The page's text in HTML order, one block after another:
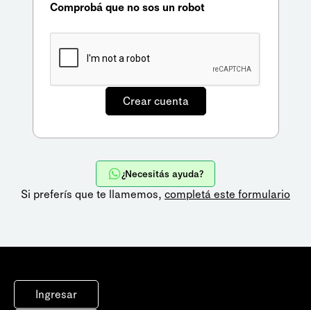
Comprobá que no sos un robot
¿Necesitás ayuda?
Si preferís que te llamemos, completá este formulario
Ingresar